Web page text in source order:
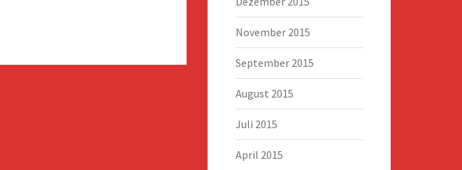
November 2015
September 2015
August 2015
Juli 2015
April 2015